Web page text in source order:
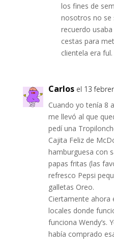
los fines de
nosotros no se
recuerdo
cestas para
clientela era ful.
Carlos el 13
Cuando yo tenía 8
me llevó al que
pedí una
Cajita Feliz de
hamburguesa con
papas fritas (las
refresco Pepsi
galletas Oreo.
Ciertamente ahora
locales donde
funciona Wendy’s.
había comprado